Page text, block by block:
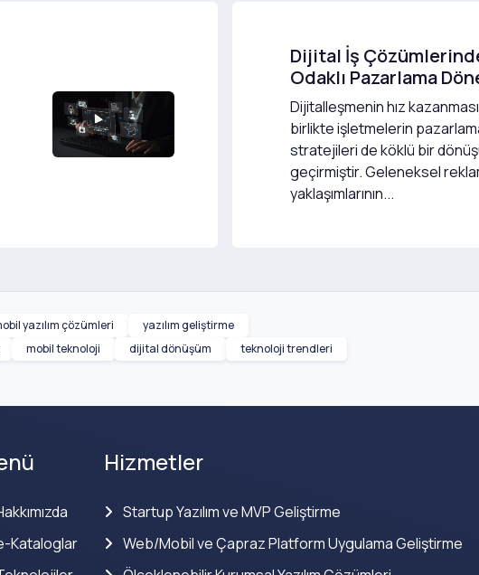
Dijital İş
Odaklı Pazarlama
Dijitalleşmenin hız
birlikte işletmelerin
stratejileri de köklü bir
geçirmiştir. Geleneksel
yaklaşımlarının...
yazılım çözümleri
yazılım geliştirme
mobil teknoloji dijital dönüşüm
teknoloji trendleri
Kataloglar
Hizmetler
Startup Yazılım ve MVP Geliştirme
Web/Mobil ve Çapraz Platform Uygulama Geliştirme